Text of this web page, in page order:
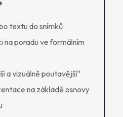
textu do snímků
na poradu ve formálním
a vizuálně poutavější“
na základě osnovy